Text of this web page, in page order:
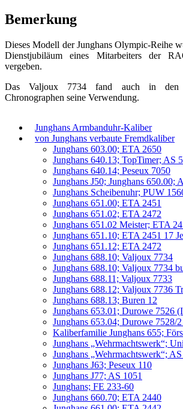
Bemerkung
Dieses Modell der Junghans Olympic-Reihe
Dienstjubiläum eines Mitarbeiters der
vergeben.
Das Valjoux 7734 fand auch in den
Chronographen seine Verwendung.
Junghans Armbanduhr-Kaliber
von Junghans verbaute Fremdkaliber
Junghans 603.00; ETA 2650
Junghans 640.13; TopTimer; AS
Junghans 640.14; Peseux 7050
Junghans J50; Junghans 650.00;
Junghans Scheibenuhr; PUW
Junghans 651.00; ETA 2451
Junghans 651.02; ETA 2472
Junghans 651.02 Meister; ETA
Junghans 651.10; ETA 2451 17
Junghans 651.12; ETA 2472
Junghans 688.10; Valjoux 7734
Junghans 688.10; Valjoux 7734
Junghans 688.11; Valjoux 7733
Junghans 688.12; Valjoux 7736
Junghans 688.13; Buren 12
Junghans 653.01; Durowe 7526
Junghans 653.04; Durowe 7528/
Kaliberfamilie Junghans 655;
Junghans „Wehrmachtswerk“;
Junghans „Wehrmachtswerk“;
Junghans J63; Peseux 110
Junghans J77; AS 1051
Junghans; FE 233-60
Junghans 660.70; ETA 2440